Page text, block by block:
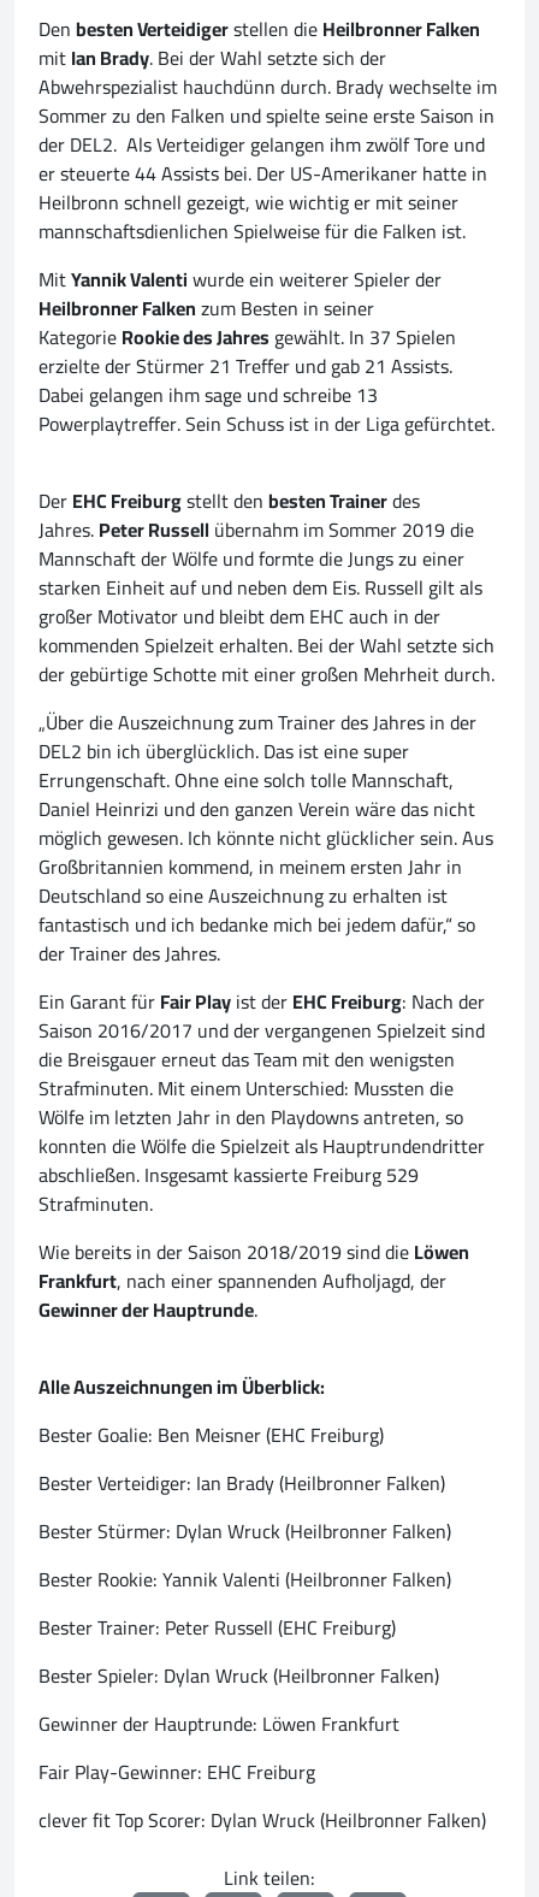
Denbesten Verteidigerstellen dieHeilbronner Falken
mitIan Brady. Bei der Wahl setzte sich der
Abwehrspezialist hauchdünn durch. Brady wechselte im
Sommer zu den Falken und spielte seine erste Saison in
der DEL2. Als Verteidiger gelangen ihm zwölf Tore und
er steuerte 44 Assists bei. Der US-Amerikaner hatte in
Heilbronn schnell gezeigt, wie wichtig er mit seiner
mannschaftsdienlichen Spielweise für die Falken ist.
MitYannik Valentiwurde ein weiterer Spieler der
Heilbronner Falkenzum Besten in seiner
KategorieRookie des Jahresgewählt. In 37 Spielen
erzielte der Stürmer 21 Treffer und gab 21 Assists.
Dabei gelangen ihm sage und schreibe 13
Powerplaytreffer. Sein Schuss ist in der Liga gefürchtet.
DerEHC Freiburgstellt denbesten Trainerdes
Jahres.Peter Russell übernahm im Sommer 2019 die
Mannschaft der Wölfe und formte die Jungs zu einer
starken Einheit auf und neben dem Eis. Russell gilt als
großer Motivator und bleibt dem EHC auch in der
kommenden Spielzeit erhalten. Bei der Wahl setzte sich
der gebürtige Schotte mit einer großen Mehrheit durch.
„Über die Auszeichnung zum Trainer des Jahres in der
DEL2 bin ich überglücklich. Das ist eine super
Errungenschaft. Ohne eine solch tolle Mannschaft,
Daniel Heinrizi und den ganzen Verein wäre das nicht
möglich gewesen. Ich könnte nicht glücklicher sein. Aus
Großbritannien kommend, in meinem ersten Jahr in
Deutschland so eine Auszeichnung zu erhalten ist
fantastisch und ich bedanke mich bei jedem dafür,“ so
der Trainer des Jahres.
Ein Garant fürFair Playist derEHC Freiburg: Nach der
Saison 2016/2017 und der vergangenen Spielzeit sind
die Breisgauer erneut das Team mit den wenigsten
Strafminuten. Mit einem Unterschied: Mussten die
Wölfe im letzten Jahr in den Playdowns antreten, so
konnten die Wölfe die Spielzeit als Hauptrundendritter
abschließen. Insgesamt kassierte Freiburg 529
Strafminuten.
Wie bereits in der Saison 2018/2019 sind dieLöwen
Frankfurt, nach einer spannenden Aufholjagd, der
Gewinner der Hauptrunde.
Alle Auszeichnungen im Überblick:
Bester Goalie: Ben Meisner (EHC Freiburg)
Bester Verteidiger: Ian Brady (Heilbronner Falken)
Bester Stürmer: Dylan Wruck (Heilbronner Falken)
Bester Rookie: Yannik Valenti (Heilbronner Falken)
Bester Trainer: Peter Russell (EHC Freiburg)
Bester Spieler: Dylan Wruck (Heilbronner Falken)
Gewinner der Hauptrunde: Löwen Frankfurt
Fair Play-Gewinner: EHC Freiburg
clever fit Top Scorer: Dylan Wruck (Heilbronner Falken)
Link teilen: